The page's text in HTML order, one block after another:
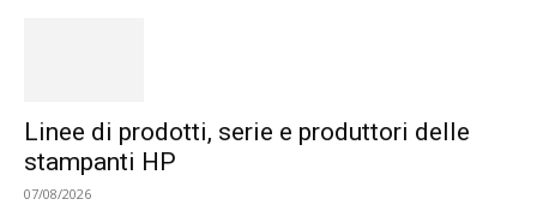
Linee di prodotti, serie e produttori delle
stampanti HP
07/08/2026